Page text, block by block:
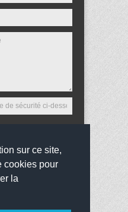
sur ce site,
cookies pour
la